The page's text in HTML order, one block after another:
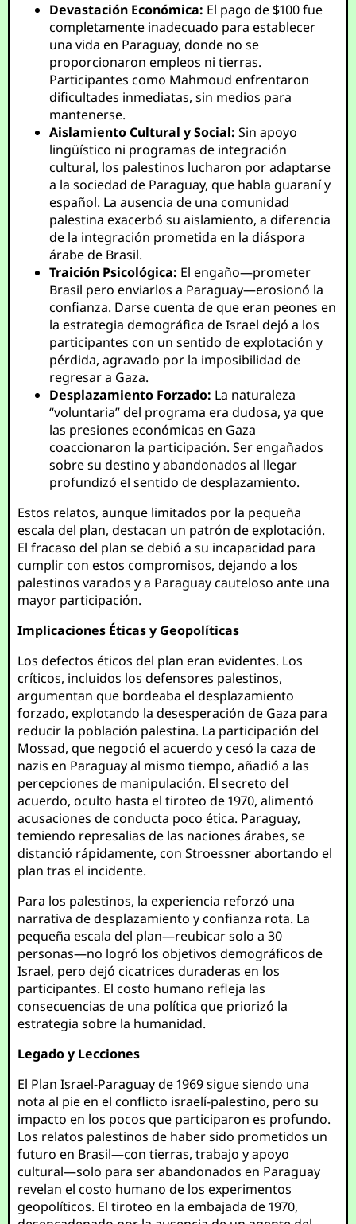
Devastación Económica: El pago de $100 fue
completamente inadecuado para establecer
una vida en Paraguay, donde no se
proporcionaron empleos ni tierras.
Participantes como Mahmoud enfrentaron
dificultades inmediatas, sin medios para
mantenerse.
Aislamiento Cultural y Social: Sin apoyo
lingüístico ni programas de integración
cultural, los palestinos lucharon por adaptarse
a la sociedad de Paraguay, que habla guaraní y
español. La ausencia de una comunidad
palestina exacerbó su aislamiento, a diferencia
de la integración prometida en la diáspora
árabe de Brasil.
Traición Psicológica: El engaño—prometer
Brasil pero enviarlos a Paraguay—erosionó la
confianza. Darse cuenta de que eran peones en
la estrategia demográfica de Israel dejó a los
participantes con un sentido de explotación y
pérdida, agravado por la imposibilidad de
regresar a Gaza.
Desplazamiento Forzado: La naturaleza
“voluntaria” del programa era dudosa, ya que
las presiones económicas en Gaza
coaccionaron la participación. Ser engañados
sobre su destino y abandonados al llegar
profundizó el sentido de desplazamiento.
Estos relatos, aunque limitados por la pequeña
escala del plan, destacan un patrón de explotación.
El fracaso del plan se debió a su incapacidad para
cumplir con estos compromisos, dejando a los
palestinos varados y a Paraguay cauteloso ante una
mayor participación.
Implicaciones Éticas y Geopolíticas
Los defectos éticos del plan eran evidentes. Los
críticos, incluidos los defensores palestinos,
argumentan que bordeaba el desplazamiento
forzado, explotando la desesperación de Gaza para
reducir la población palestina. La participación del
Mossad, que negoció el acuerdo y cesó la caza de
nazis en Paraguay al mismo tiempo, añadió a las
percepciones de manipulación. El secreto del
acuerdo, oculto hasta el tiroteo de 1970, alimentó
acusaciones de conducta poco ética. Paraguay,
temiendo represalias de las naciones árabes, se
distanció rápidamente, con Stroessner abortando el
plan tras el incidente.
Para los palestinos, la experiencia reforzó una
narrativa de desplazamiento y confianza rota. La
pequeña escala del plan—reubicar solo a 30
personas—no logró los objetivos demográficos de
Israel, pero dejó cicatrices duraderas en los
participantes. El costo humano refleja las
consecuencias de una política que priorizó la
estrategia sobre la humanidad.
Legado y Lecciones
El Plan Israel-Paraguay de 1969 sigue siendo una
nota al pie en el conflicto israelí-palestino, pero su
impacto en los pocos que participaron es profundo.
Los relatos palestinos de haber sido prometidos un
futuro en Brasil—con tierras, trabajo y apoyo
cultural—solo para ser abandonados en Paraguay
revelan el costo humano de los experimentos
geopolíticos. El tiroteo en la embajada de 1970,